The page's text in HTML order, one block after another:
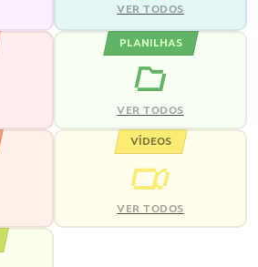
VER TODOS
PLANILHAS
VER TODOS
VÍDEOS
VER TODOS